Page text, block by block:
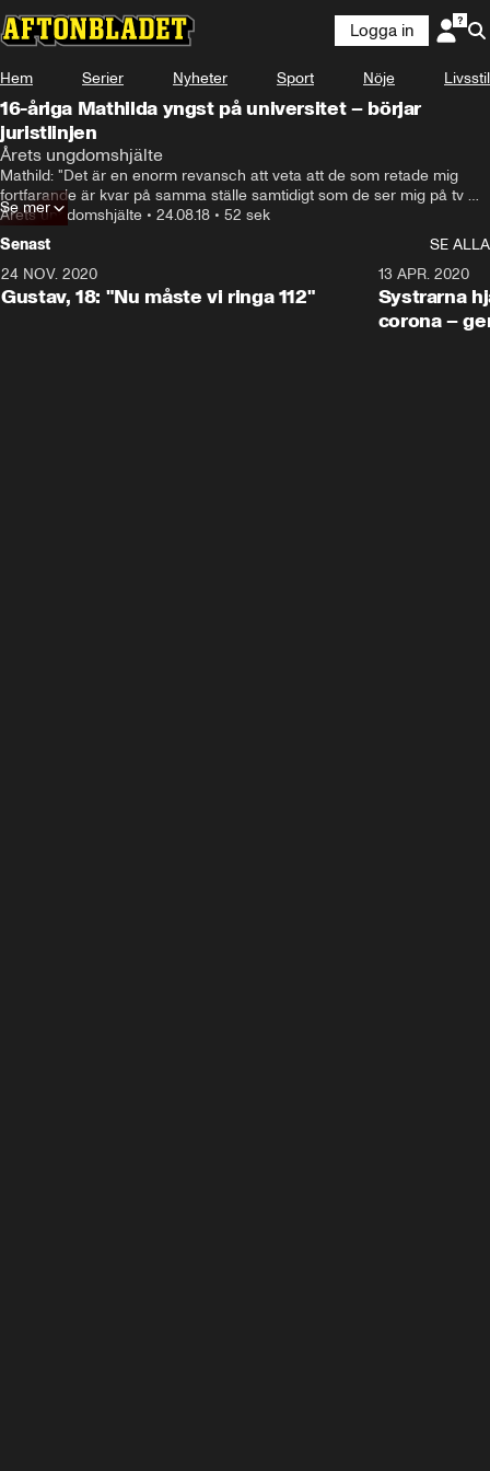
Logga in
Hem Serier Nyheter Sport Nöje Livsstil
16-åriga Mathilda yngst på universitet – börjar
juristlinjen
Årets ungdomshjälte
Mathild: "Det är en enorm revansch att veta att de som retade mig
fortfarande är kvar på samma ställe samtidigt som de ser mig på tv
och i tidningar"
Årets ungdomshjälte • 24.08.18 • 52 sek
Se mer
Senast
SE ALLA
24 NOV. 2020
Gustav, 18: "Nu måste vi ringa 112"
13 APR. 2020
Systrarna
corona –